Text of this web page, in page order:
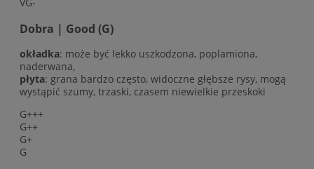
Dobra | Good (G)
okładka: może być lekko uszkodzona, poplamiona,
naderwana,
płyta: grana bardzo często, widoczne głębsze rysy, mogą
wystąpić szumy, trzaski, czasem niewielkie przeskoki
G+++
G++
G+
G